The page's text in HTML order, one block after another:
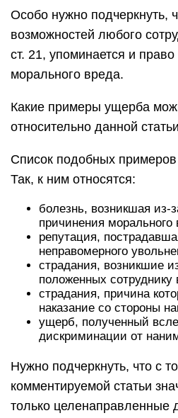
Особо нужно подчеркнуть,
возможностей любого
ст. 21, упоминается и
морального вреда.
Какие примеры ущерба
относительно данной
Список подобных
Так, к ним относятся:
болезнь, возникшая из-
причинения морального
репутация,
неправомерного
страдания, возникшие
положенных сотруднику
страдания, причина
наказание со стороны
ущерб, полученный
дискриминации от
Нужно подчеркнуть, что с
комментируемой статьи
только целенаправленные